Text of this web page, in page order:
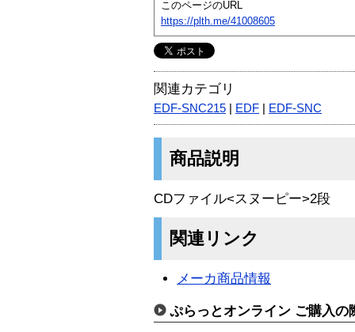
このページのURL
https://plth.me/41008605
関連カテゴリ
EDF-SNC215 EDF EDF-SNC
商品説明
CDファイル<スヌーピー>2段
関連リンク
メーカ商品情報
ぷらっとオンライン ご購入の